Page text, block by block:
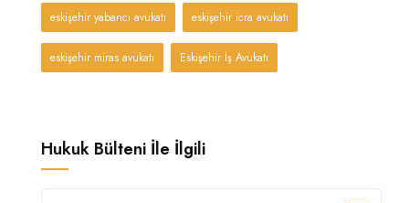
eskişehir yabancı avukatı eskişehir icra avukatı
eskişehir miras avukatı Eskişehir İş Avukatı
Hukuk Bülteni İle İlgili